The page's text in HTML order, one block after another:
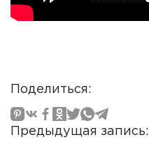
Поделиться:
Предыдущая запись: